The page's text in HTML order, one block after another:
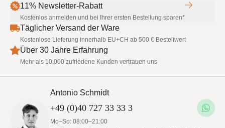
11% Newsletter-Rabatt
Kostenlos anmelden und bei Ihrer ersten Bestellung sparen*
Täglicher Versand der Ware
Kostenlose Lieferung innerhalb EU+CH ab 500 € Bestellwert
Über 30 Jahre Erfahrung
Mehr als 10.000 zufriedene Kunden vertrauen uns
Antonio Schmidt
+49 (0)40 727 33 33 3
Mo–So: 08:00–21:00